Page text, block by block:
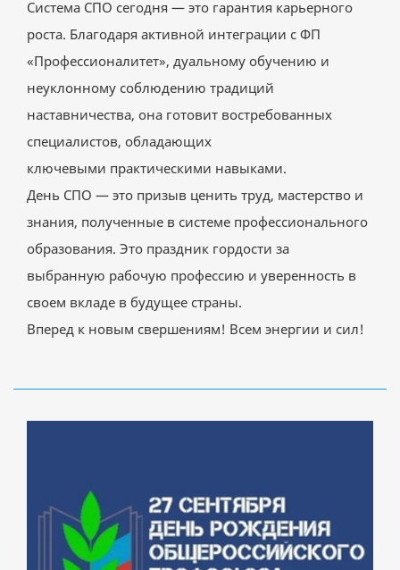
Система СПО сегодня — это гарантия карьерного
роста. Благодаря активной интеграции с ФП
«Профессионалитет», дуальному обучению и
неуклонному соблюдению традиций
наставничества, она готовит востребованных
специалистов, обладающих
ключевыми практическими навыками.
День СПО — это призыв ценить труд, мастерство и
знания, полученные в системе профессионального
образования. Это праздник гордости за
выбранную рабочую профессию и уверенность в
своем вкладе в будущее страны.
Вперед к новым свершениям! Всем энергии и сил!